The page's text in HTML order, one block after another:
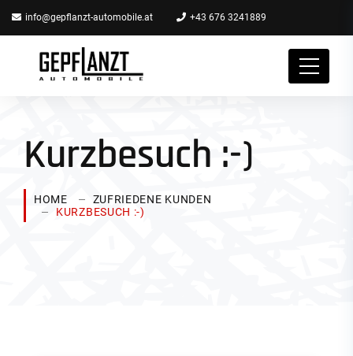
info@gepflanzt-automobile.at +43 676 3241889
Kurzbesuch :-)
HOME
ZUFRIEDENE KUNDEN
KURZBESUCH :-)